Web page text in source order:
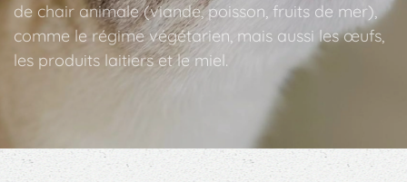
de chair animale (viande, poisson, fruits de mer),
comme le régime végétarien, mais aussi les œufs,
les produits laitiers et le miel.